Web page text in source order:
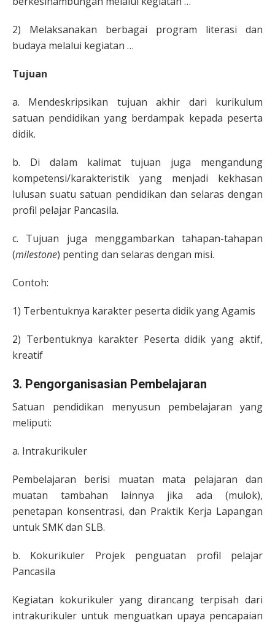
2) Melaksanakan berbagai program literasi dan
budaya melalui kegiatan …
Tujuan
a. Mendeskripsikan tujuan akhir dari kurikulum
satuan pendidikan yang berdampak kepada peserta
didik.
b. Di dalam kalimat tujuan juga mengandung
kompetensi/karakteristik yang menjadi kekhasan
lulusan suatu satuan pendidikan dan selaras dengan
profil pelajar Pancasila.
c. Tujuan juga menggambarkan tahapan-tahapan
(milestone) penting dan selaras dengan misi.
Contoh:
1) Terbentuknya karakter peserta didik yang Agamis
2) Terbentuknya karakter Peserta didik yang aktif,
kreatif
3. Pengorganisasian Pembelajaran
Satuan pendidikan menyusun pembelajaran yang
meliputi:
a. Intrakurikuler
Pembelajaran berisi muatan mata pelajaran dan
muatan tambahan lainnya jika ada (mulok),
penetapan konsentrasi, dan Praktik Kerja Lapangan
untuk SMK dan SLB.
b. Kokurikuler Projek penguatan profil pelajar
Pancasila
Kegiatan kokurikuler yang dirancang terpisah dari
intrakurikuler untuk menguatkan upaya pencapaian